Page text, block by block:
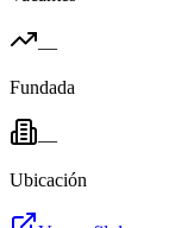
—
Fundada
—
Ubicación